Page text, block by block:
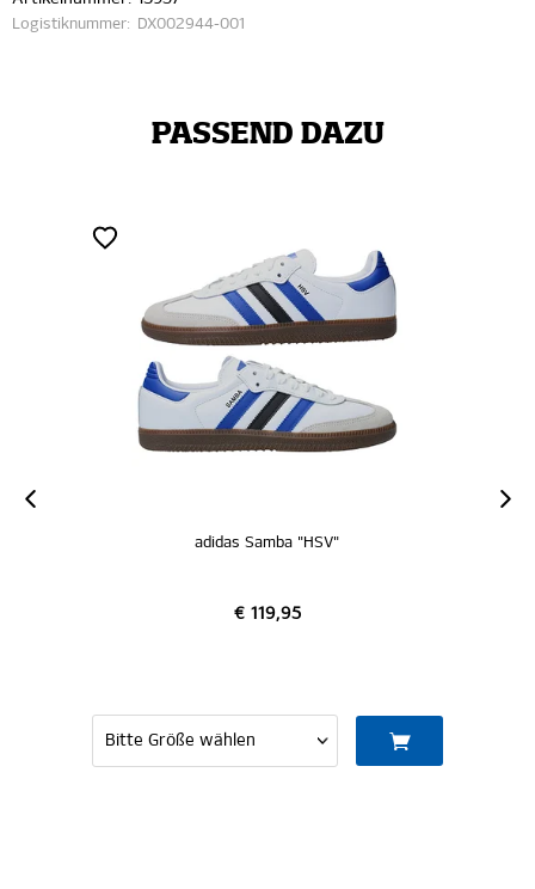
Logistiknummer: DX002944-001
PASSEND DAZU
adidas Samba "HSV"
€ 119,95